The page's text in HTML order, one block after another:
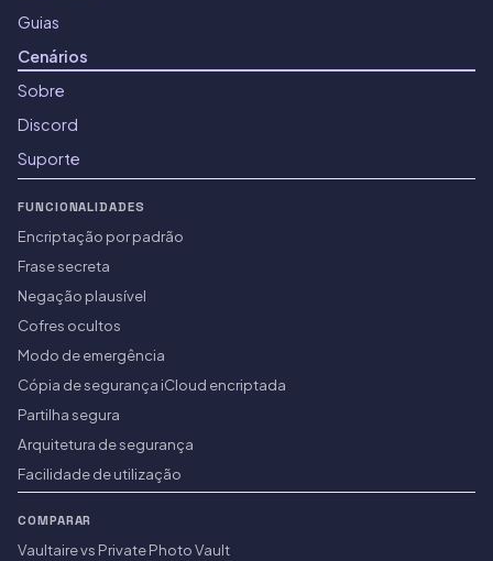
Guias
Cenários
Sobre
Discord
Suporte
FUNCIONALIDADES
Encriptação por padrão
Frase secreta
Negação plausível
Cofres ocultos
Modo de emergência
Cópia de segurança iCloud encriptada
Partilha segura
Arquitetura de segurança
Facilidade de utilização
COMPARAR
Vaultaire vs Private Photo Vault